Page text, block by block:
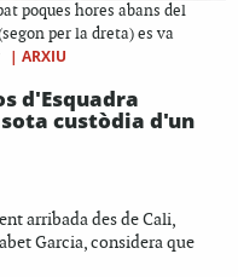
poques hores abans del
per la dreta) es va
| ARXIU
d'Esquadra
custòdia d'un
arribada des de Cali,
Garcia, considera que